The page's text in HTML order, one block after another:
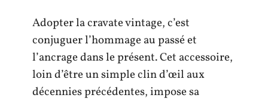
Adopter la cravate vintage, c’est
conjuguer l’hommage au passé et
l’ancrage dans le présent. Cet accessoire,
loin d’être un simple clin d’œil aux
décennies précédentes, impose sa